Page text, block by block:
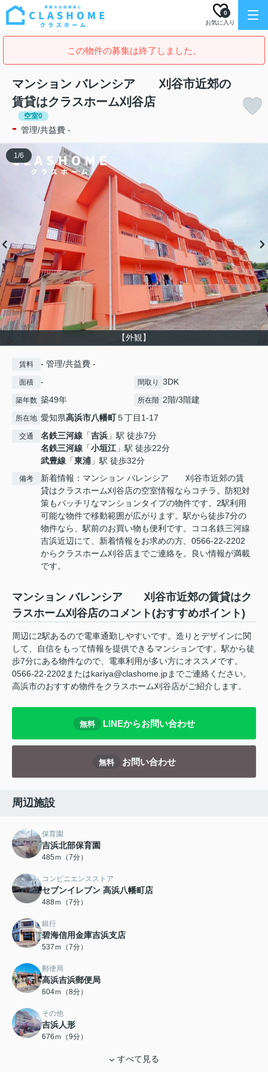
お気に入り
0
この物件の募集は終了しました。
マンション バレンシア 刈谷市近郊の
賃貸はクラスホーム刈谷店
空室0
- 管理/共益費 -
【外観】
1/6
賃料 - 管理/共益費 -
面積 - 間取り 3DK
築年数 築49年 所在階 2階/3階建
所在地 愛知県高浜市八幡町５丁目1-17
交通 名鉄三河線 「吉浜 」駅 徒歩7分
名鉄三河線 「小垣江」駅 徒歩22分
武豊線 「東浦 」駅 徒歩32分
備考
新着情報：マンション バレンシア 刈谷市近郊の賃
貸はクラスホーム刈谷店の空室情報ならコチラ。防犯対
策もバッチリなマンションタイプの物件です。2駅利用
可能な物件で移動範囲が広がります。駅から徒歩7分の
物件なら、駅前のお買い物も便利です。ココ名鉄三河線
吉浜近辺にて、新着情報をお求めの方、0566-22-2202
からクラスホーム刈谷店までご連絡を。良い情報が満載
です。
マンション バレンシア 刈谷市近郊の賃貸はク
ラスホーム刈谷店のコメント(おすすめポイント)
周辺に2駅あるので電車通勤しやすいです。造りとデザインに関
して、自信をもって情報を提供できるマンションです。駅から徒
歩7分にある物件なので、電車利用が多い方にオススメです。
0566-22-2202またはkariya@clashome.jpまでご連絡ください。
高浜市のおすすめ物件をクラスホーム刈谷店がご紹介します。
無料 LINEからお問い合わせ
無料 お問い合わせ
周辺施設
保育園
吉浜北部保育園
485ｍ（7分）
コンビニエンスストア
セブンイレブン 高浜八幡町店
488ｍ（7分）
銀行
碧海信用金庫吉浜支店
537ｍ（7分）
郵便局
高浜吉浜郵便局
604ｍ（8分）
その他
吉浜人形
676ｍ（9分）
すべて見る